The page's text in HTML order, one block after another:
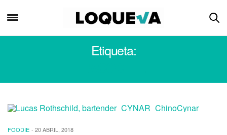
Etiqueta:
FOODIE - 20 ABRIL, 2018